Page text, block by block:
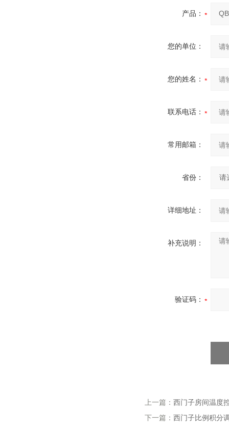
产品：
您的单位：
您的姓名：
联系电话：
常用邮箱：
省份：
详细地址：
补充说明：
验证码：
上一篇： 西门子房间温度
下一篇： 西门子比例积分